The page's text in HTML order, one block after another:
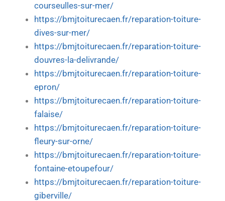
courseulles-sur-mer/
https://bmjtoiturecaen.fr/reparation-toiture-
dives-sur-mer/
https://bmjtoiturecaen.fr/reparation-toiture-
douvres-la-delivrande/
https://bmjtoiturecaen.fr/reparation-toiture-
epron/
https://bmjtoiturecaen.fr/reparation-toiture-
falaise/
https://bmjtoiturecaen.fr/reparation-toiture-
fleury-sur-orne/
https://bmjtoiturecaen.fr/reparation-toiture-
fontaine-etoupefour/
https://bmjtoiturecaen.fr/reparation-toiture-
giberville/